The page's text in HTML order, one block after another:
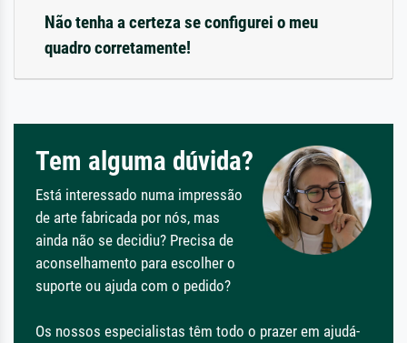
Não tenha a certeza se configurei o meu
quadro corretamente!
Tem alguma dúvida?
Está interessado numa impressão
de arte fabricada por nós, mas
ainda não se decidiu? Precisa de
aconselhamento para escolher o
suporte ou ajuda com o pedido?
Os nossos especialistas têm todo o prazer em ajudá-